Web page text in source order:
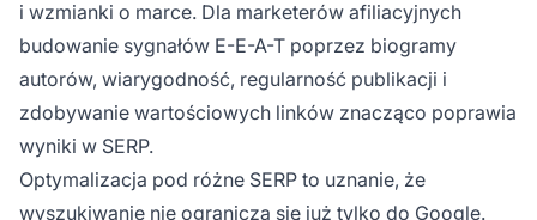
i wzmianki o marce. Dla marketerów afiliacyjnych
budowanie sygnałów E-E-A-T poprzez biogramy
autorów, wiarygodność, regularność publikacji i
zdobywanie wartościowych linków znacząco poprawia
wyniki w SERP.
Optymalizacja pod różne SERP to uznanie, że
wyszukiwanie nie ogranicza się już tylko do Google.